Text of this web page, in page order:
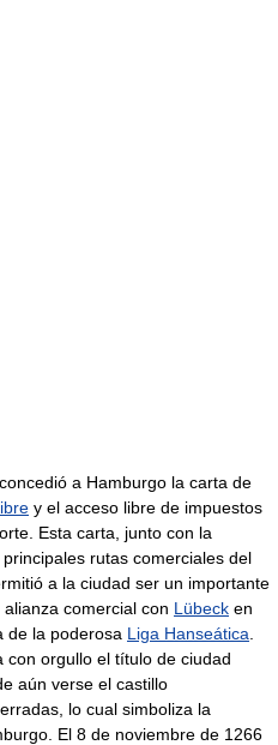
concedió a Hamburgo la carta de
y el acceso libre de impuestos
Esta carta, junto con la
rutas comerciales del
a la ciudad ser un importante
comercial con Lübeck en
de la poderosa Liga Hanseática
con orgullo el título de ciudad
aún verse el castillo
lo cual simboliza la
El 8 de noviembre de 1266